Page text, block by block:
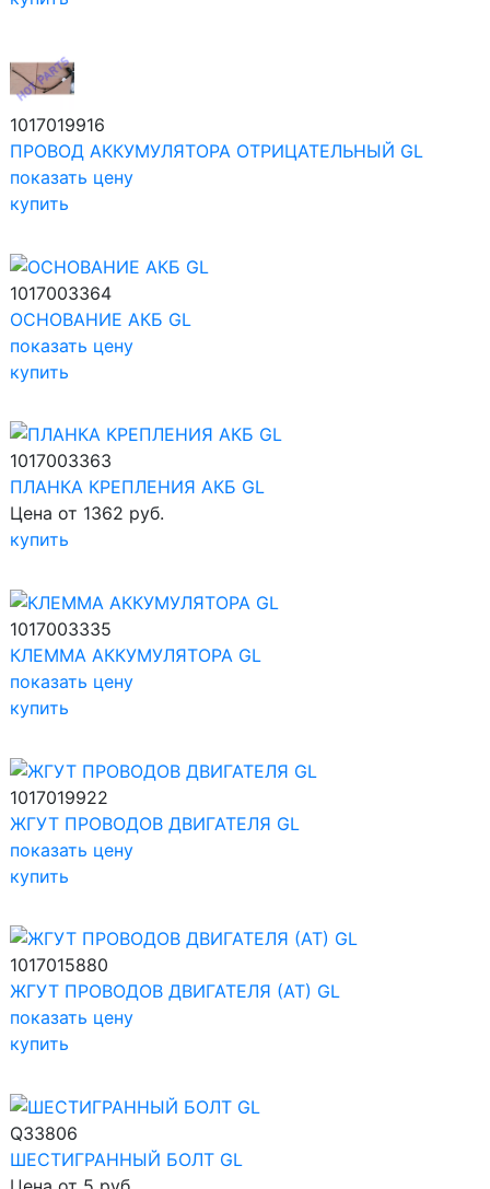
1017019916
ПРОВОД АККУМУЛЯТОРА ОТРИЦАТЕЛЬНЫЙ GL
показать цену
купить
1017003364
ОСНОВАНИЕ АКБ GL
показать цену
купить
1017003363
ПЛАНКА КРЕПЛЕНИЯ АКБ GL
Цена от 1362 руб.
купить
1017003335
КЛЕММА АККУМУЛЯТОРА GL
показать цену
купить
1017019922
ЖГУТ ПРОВОДОВ ДВИГАТЕЛЯ GL
показать цену
купить
1017015880
ЖГУТ ПРОВОДОВ ДВИГАТЕЛЯ (АТ) GL
показать цену
купить
Q33806
ШЕСТИГРАННЫЙ БОЛТ GL